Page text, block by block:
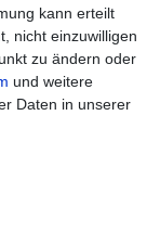
kann erteilt
nicht einzuwilligen
zu ändern oder
und weitere
Daten in unserer